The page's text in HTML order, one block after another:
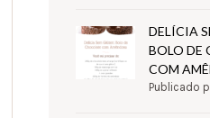
DELÍCIA
BOLO DE
COM
Publicado